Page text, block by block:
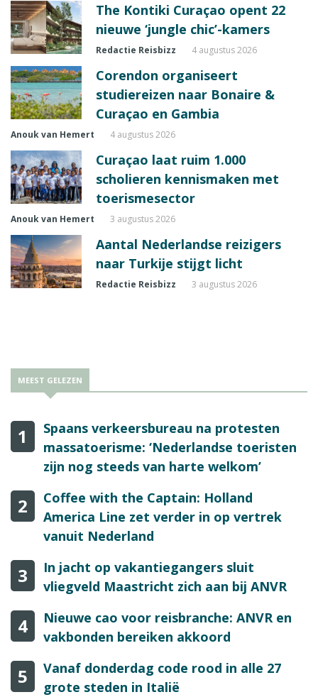
The Kontiki Curaçao opent 22
nieuwe ‘jungle chic’-kamers
Redactie Reisbizz 4 augustus 2026
Corendon organiseert
studiereizen naar Bonaire &
Curaçao en Gambia
Anouk van Hemert 4 augustus 2026
Curaçao laat ruim 1.000
scholieren kennismaken met
toerismesector
Anouk van Hemert 3 augustus 2026
Aantal Nederlandse reizigers
naar Turkije stijgt licht
Redactie Reisbizz 3 augustus 2026
MEEST GELEZEN
1
Spaans verkeersbureau na protesten
massatoerisme: ‘Nederlandse toeristen
zijn nog steeds van harte welkom’
2
Coffee with the Captain: Holland
America Line zet verder in op vertrek
vanuit Nederland
3
In jacht op vakantiegangers sluit
vliegveld Maastricht zich aan bij ANVR
4
Nieuwe cao voor reisbranche: ANVR en
vakbonden bereiken akkoord
5
Vanaf donderdag code rood in alle 27
grote steden in Italië